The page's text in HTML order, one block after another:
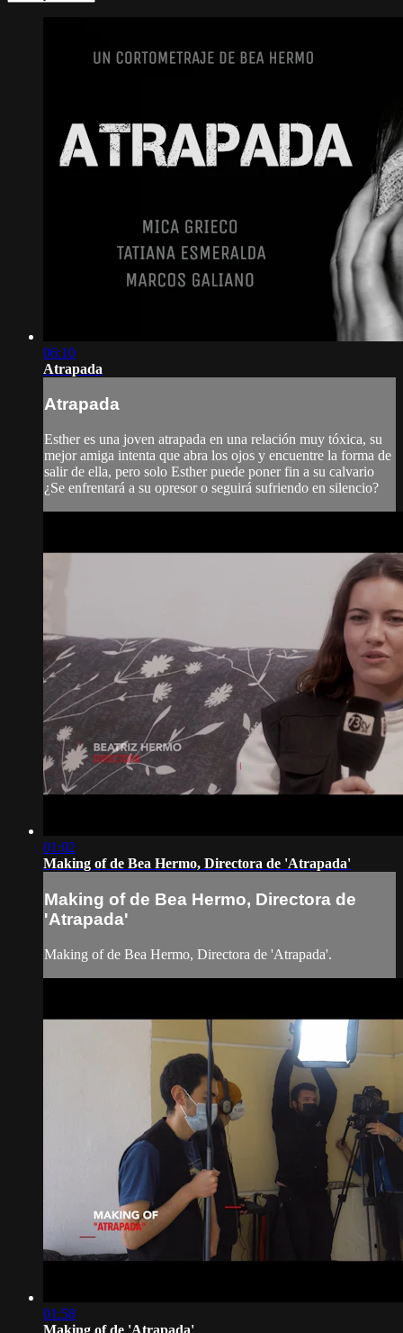
06:10
Atrapada
Atrapada
Esther es una joven atrapada en una relación muy tóxica, su
mejor amiga intenta que abra los ojos y encuentre la forma de
salir de ella, pero solo Esther puede poner fin a su calvario
¿Se enfrentará a su opresor o seguirá sufriendo en silencio?
01:02
Making of de Bea Hermo, Directora de 'Atrapada'
Making of de Bea Hermo, Directora de
'Atrapada'
Making of de Bea Hermo, Directora de 'Atrapada'.
01:58
Making of de 'Atrapada'